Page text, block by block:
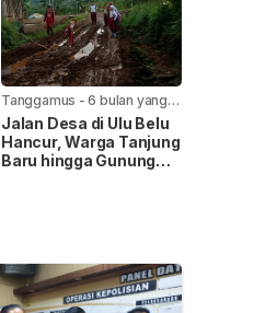
Tanggamus -6 bulan yang
lalu
Jalan Desa di Ulu Belu
Hancur, Warga Tanjung
Baru hingga Gunung